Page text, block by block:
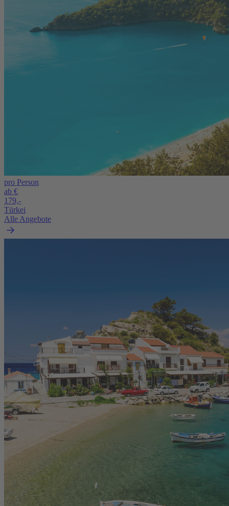
pro Person
ab €
179,-
Türkei
Alle Angebote